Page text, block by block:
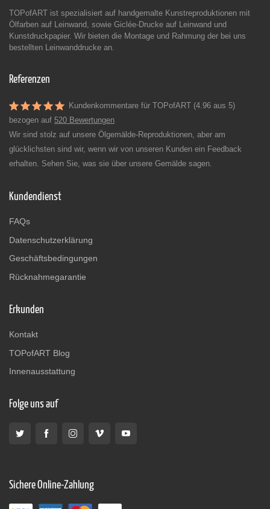
TOPofART ist spezialisiert auf handgemalte Kunstreproduktionen mit
Ölfarben auf Leinwand, sowie Giclée-Drucke auf Leinwand und
Kunstdruckpapier. Wir bieten die Montage und Rahmung der bei uns
bestellten Leinwanddrucke an.
Referenzen
Kundenkommentare für TOPofART (4.96 aus 5)
bezogen auf 520 Bewertungen
Wir sind stolz auf unsere Ölgemälde-Reproduktionen, aber am
glücklichsten sind wir, wenn wir von unseren Kunden ein Feedback
erhalten. Sehen Sie, was sie über unsere Gemälde sagen.
Kundendienst
FAQs
Datenschutzerklärung
Geschäftsbedingungen
Rücknahmegarantie
Erkunden
Kontakt
TOPofART Blog
Innenausstattung
Folge uns auf
Sichere Online-Zahlung